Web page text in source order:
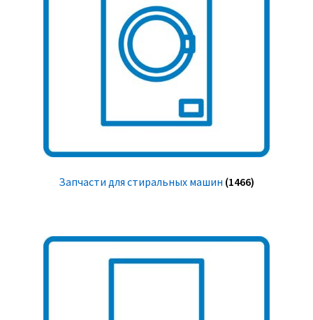
Запчасти для стиральных машин (1466)